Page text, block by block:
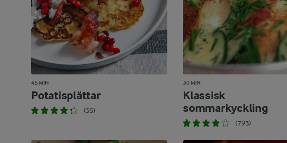
45 MIN
Potatisplättar
(35)
30 MIN
Klassisk
sommarkyckling
(793)